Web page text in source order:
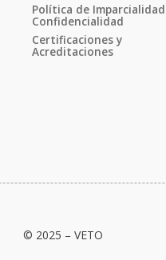
Política de
Confidencialidad
Certificaciones y
Acreditaciones
© 2025 – VETO